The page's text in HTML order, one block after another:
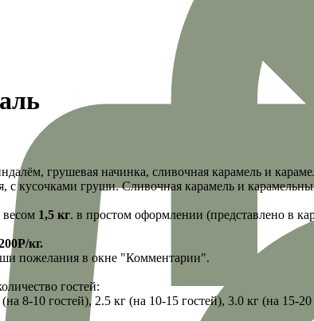
грушевая начинка, сливочная карамель и
с кусочками груши. Сливочная карамель и
весом 1,5 кг. в простом оформлении (представлено в
кг.
пожелания в окне "Комментарии".
гостей:
8-10 гостей), 2.5 кг (на 10-15 гостей), 3.0 кг (на 15-